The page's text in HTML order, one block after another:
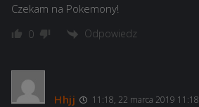
Czekam na Pokemony!
0 Odpowiedz
Hhjj 11:18, 22 marca 2019 11:18